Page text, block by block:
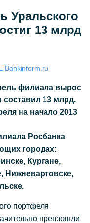
Уральского
13 млрд
филиала вырос
составил 13 млрд.
на начало 2013
Росбанка
городах:
Кургане,
Нижневартовске,
портфеля
превзошли